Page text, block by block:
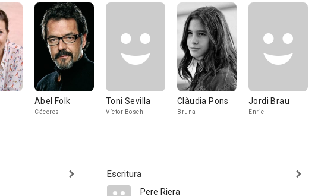
Abel Folk
Cáceres
Toni Sevilla
Víctor Bosch
Clàudia Pons
Bruna
Jordi Brau
Enric
Escritura
Pere Riera